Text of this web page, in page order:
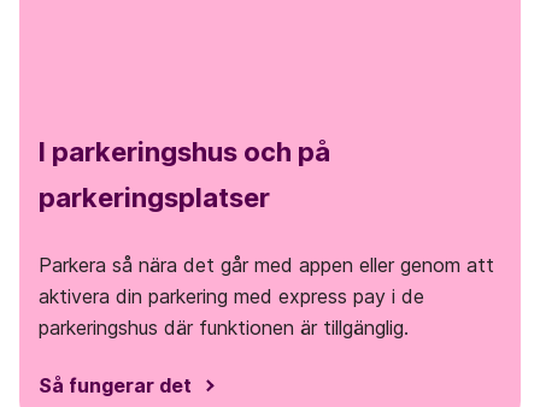
I parkeringshus och på
parkeringsplatser
Parkera så nära det går med appen eller genom att
aktivera din parkering med express pay i de
parkeringshus där funktionen är tillgänglig.
Så fungerar det